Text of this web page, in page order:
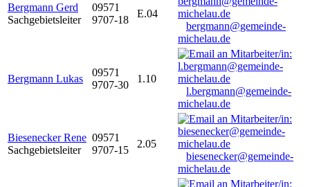
Bergmann Gerd
Sachgebietsleiter
09571
9707-18
E.04
bergmann@gemeinde-
michelau.de
Bergmann Lukas
09571
9707-30
1.10
l.bergmann@gemeinde-
michelau.de
Biesenecker Rene
Sachgebietsleiter
09571
9707-15
2.05
biesenecker@gemeinde-
michelau.de